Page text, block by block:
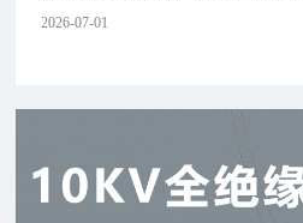
2026-07-01